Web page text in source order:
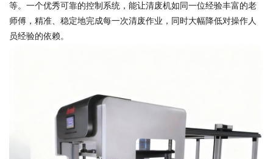
等。一个优秀可靠的控制系统，能让清废机如同一位经验丰富的老
师傅，精准、稳定地完成每一次清废作业，同时大幅降低对操作人
员经验的依赖。